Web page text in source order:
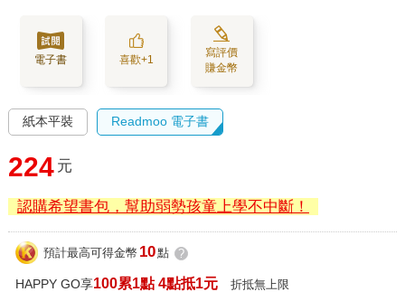
電子書 喜歡+1
寫評價
賺金幣
紙本平裝 Readmoo 電子書
224 元
認購希望書包，幫助弱勢孩童上學不中斷！
預計最高可得金幣 10點 ?
HAPPY GO享100累1點 4點抵1元 折抵無上限